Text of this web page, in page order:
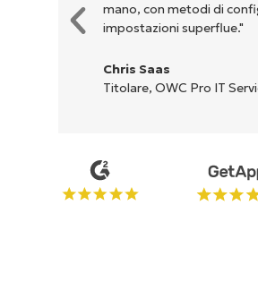
mano, con metodi di
impostazioni superflue."
Chris Saas
Titolare, OWC Pro IT